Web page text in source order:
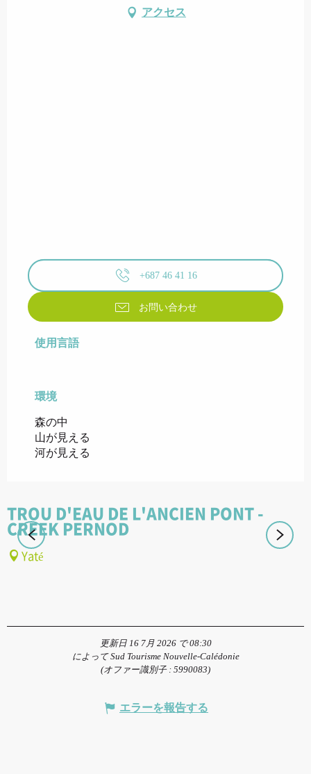
アクセス
+687 46 41 16
お問い合わせ
使用言語
使用言語
環境
環境
森の中
山が見える
河が見える
TROU D'EAU DE L'ANCIEN PONT -
CREEK PERNOD
Yaté
更新日 16 7月 2026 で 08:30
によって Sud Tourisme Nouvelle-Calédonie
(オファー識別子 : 5990083)
エラーを報告する